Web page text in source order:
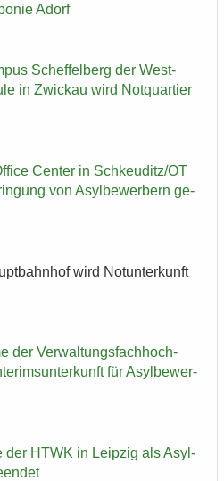
Adorf
Schef­fel­berg der West­
in Zwi­ckau wird Not­quar­tier
Cen­ter in Schkeu­ditz/OT
von Asyl­be­wer­bern ge­
wird Not­un­ter­kunft
der Ver­wal­tungs­fach­hoch­
für Asyl­be­wer­
der HTWK in Leip­zig als Asyl-​